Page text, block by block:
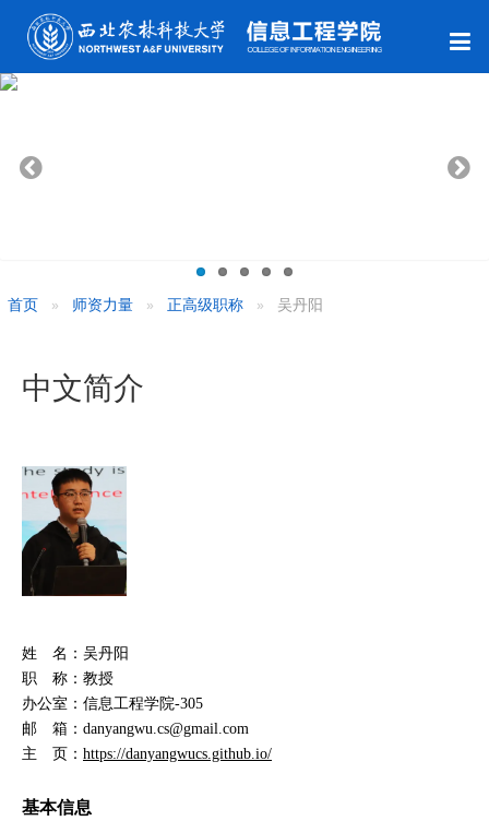
首页 师资力量 正高级职称 吴丹阳
中文简介
姓 名：吴丹阳
职 称：教授
办公室：信息工程学院-305
邮 箱：danyangwu.cs@gmail.com
主 页 ： https://danyangwucs.github.io/
基本信息